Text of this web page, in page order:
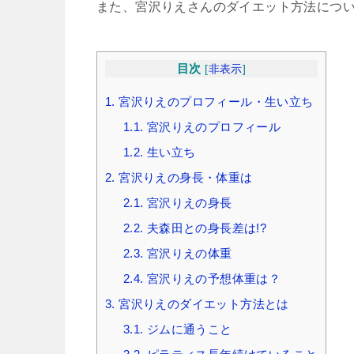
また、宮沢りえさんのダイエット方法につ
目次 [非表示]
1. 宮沢りえのプロフィール・生い立ち
1.1. 宮沢りえのプロフィール
1.2. 生い立ち
2. 宮沢りえの身長・体重は
2.1. 宮沢りえの身長
2.2. 夫森田との身長差は!?
2.3. 宮沢りえの体重
2.4. 宮沢りえの予想体重は？
3. 宮沢りえのダイエット方法とは
3.1. ジムに通うこと